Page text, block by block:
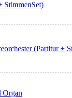
StimmenSet)
(Partitur +
Organ